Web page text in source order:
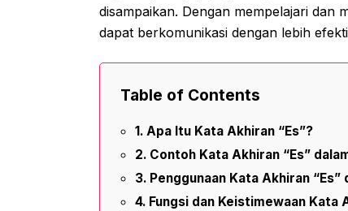
disampaikan. Dengan mempelajari dan
dapat berkomunikasi dengan lebih
Table of Contents
Apa Itu Kata Akhiran “Es”?
Contoh Kata Akhiran “Es”
Penggunaan Kata Akhiran “Es”
Fungsi dan Keistimewaan Kata